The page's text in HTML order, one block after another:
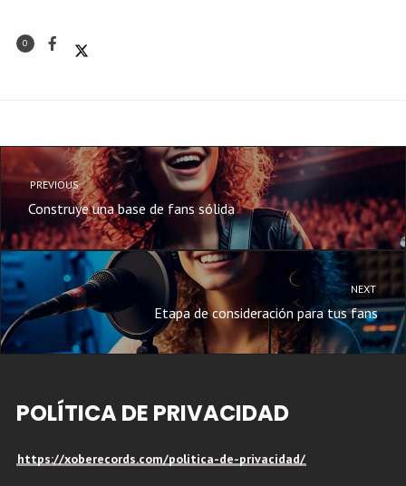
0
PREVIOUS
Construye una base de fans sólida
NEXT
Etapa de consideración para tus fans
POLÍTICA DE PRIVACIDAD
https://xoberecords.com/politica-de-privacidad/